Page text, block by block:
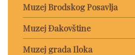
Muzej Brodskog Posavlja
Muzej Đakovštine
Muzej grada Iloka